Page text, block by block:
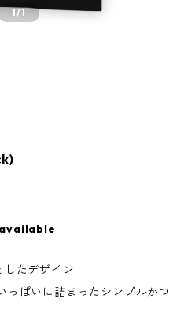
1/1
したデザイン
ぱいに詰まったシンプルかつ